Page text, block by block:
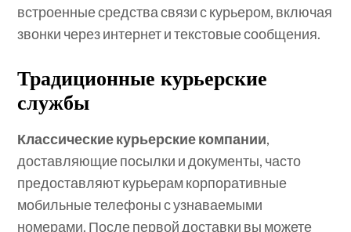
встроенные средства связи с курьером, включая
звонки через интернет и текстовые сообщения.
Традиционные курьерские
службы
Классические курьерские компании,
доставляющие посылки и документы, часто
предоставляют курьерам корпоративные
мобильные телефоны с узнаваемыми
номерами. После первой доставки вы можете